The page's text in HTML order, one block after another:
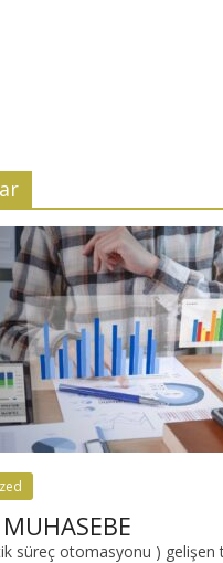
süreç otomasyonu ) gelişen